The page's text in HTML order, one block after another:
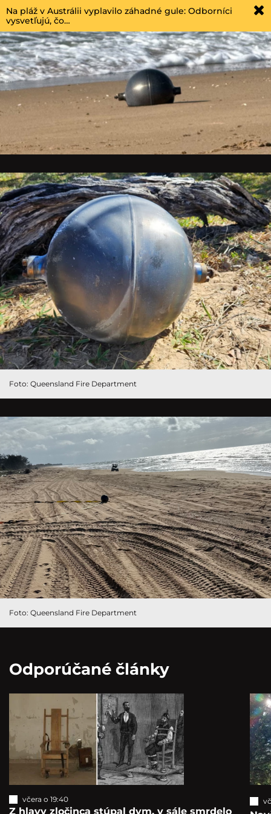
Na pláž v Austrálii vyplavilo záhadné gule: Odborníci
vysvetľujú, čo…
Foto: Queensland Fire Department
Foto: Queensland Fire Department
Odporúčané články
včera o 19:40
Z hlavy zločinca stúpal dym, v sále smrdelo